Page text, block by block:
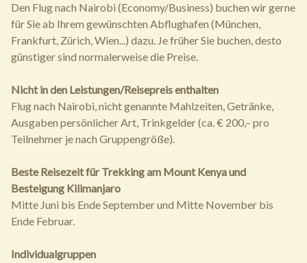
Den Flug nach Nairobi (Economy/Business) buchen wir gerne
für Sie ab Ihrem gewünschten Abflughafen (München,
Frankfurt, Zürich, Wien...) dazu. Je früher Sie buchen, desto
günstiger sind normalerweise die Preise.
Nicht in den Leistungen/Reisepreis enthalten
Flug nach Nairobi, nicht genannte Mahlzeiten, Getränke,
Ausgaben persönlicher Art, Trinkgelder (ca. € 200,– pro
Teilnehmer je nach Gruppengröße).
Beste Reisezeit für Trekking am Mount Kenya und
Besteigung Kilimanjaro
Mitte Juni bis Ende September und Mitte November bis
Ende Februar.
Individualgruppen